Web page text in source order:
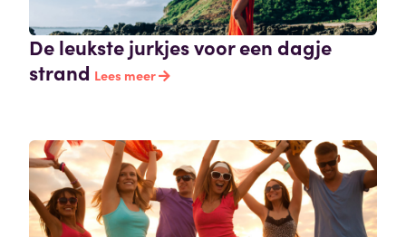
De leukste jurkjes voor een dagje
strand Lees meer